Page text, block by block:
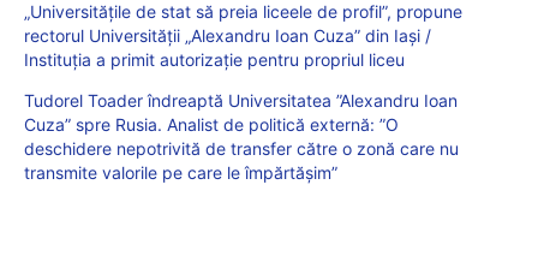
„Universităţile de stat să preia liceele de profil”, propune
rectorul Universităţii „Alexandru Ioan Cuza” din Iaşi /
Instituția a primit autorizație pentru propriul liceu
Tudorel Toader îndreaptă Universitatea ”Alexandru Ioan
Cuza” spre Rusia. Analist de politică externă: ”O
deschidere nepotrivită de transfer către o zonă care nu
transmite valorile pe care le împărtășim”